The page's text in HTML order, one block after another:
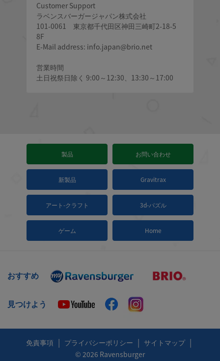
Customer Support
ラベンスバーガージャパン株式会社
101-0061 東京都千代田区神田三崎町2-18-5
8F
E-Mail address: info.japan@brio.net
営業時間
土日祝祭日除く 9:00～12:30、13:30～17:00
製品 お問い合わせ
新製品 Gravitrax
アート-クラフト 3d-パズル
ゲーム Home
おすすめ
見つけよう
免責事項 | プライバシーポリシー | サイトマップ |
© 2026 Ravensburger